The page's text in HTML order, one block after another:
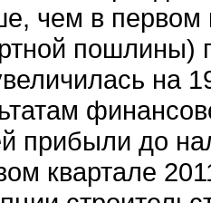
чем в первом
пошлины)
на
прибыли до
квартале